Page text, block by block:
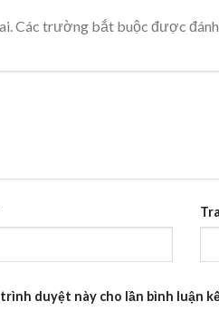
Các trường bắt buộc được
duyệt này cho lần bình luận